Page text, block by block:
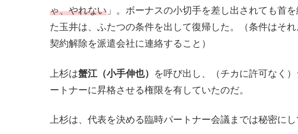
ゃ、やれない 」。ボーナスの小切手を差し出されても首
た玉井は、ふたつの条件を出して復帰した。（条件はそ
契約解除を派遣会社に連絡すること）
上杉は蟹江（小手伸也）
を呼び出し、（チカに許可なく
ートナーに昇格させる権限を有していたのだ。
上杉は、代表を決める臨時パートナー会議までは秘密に